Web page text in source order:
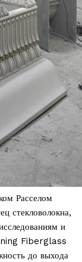
Расселом
стекловолокна,
и
Fiberglass
до выхода